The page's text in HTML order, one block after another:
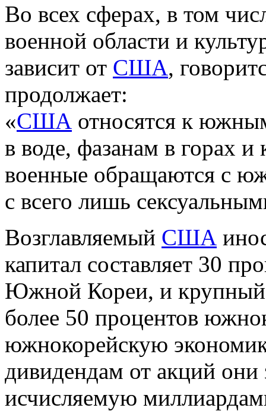
Во всех сферах, в том
военной области и
зависит от США,
продолжает:
«США относятся к
в воде, фазанам в горах
военные обращаются с
с всего лишь
Возглавляемый США
капитал составляет 30
Южной Кореи, и
более 50 процентов
южнокорейскую
дивидендам от акций
исчисляемую